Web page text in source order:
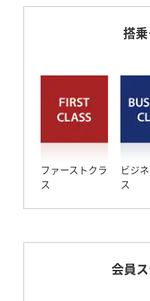
搭
ファーストクラ
ス
ビジ
ス
会員